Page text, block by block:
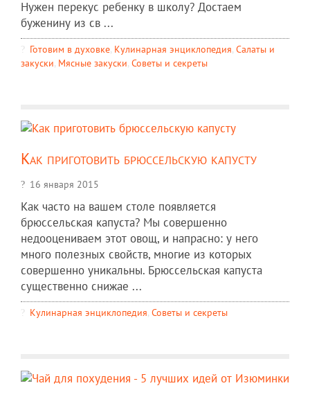
Нужен перекус ребенку в школу? Достаем
буженину из св ...
Готовим в духовке, Кулинарная энциклопедия, Салаты и
закуски, Мясные закуски, Советы и секреты
Как приготовить брюссельскую капусту
16 января 2015
Как часто на вашем столе появляется
брюссельская капуста? Мы совершенно
недооцениваем этот овощ, и напрасно: у него
много полезных свойств, многие из которых
совершенно уникальны. Брюссельская капуста
существенно снижае ...
Кулинарная энциклопедия, Советы и секреты